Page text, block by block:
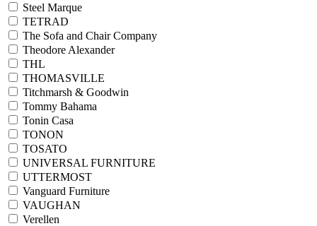
Steel Marque
TETRAD
The Sofa and Chair Company
Theodore Alexander
THL
THOMASVILLE
Titchmarsh & Goodwin
Tommy Bahama
Tonin Casa
TONON
TOSATO
UNIVERSAL FURNITURE
UTTERMOST
Vanguard Furniture
VAUGHAN
Verellen